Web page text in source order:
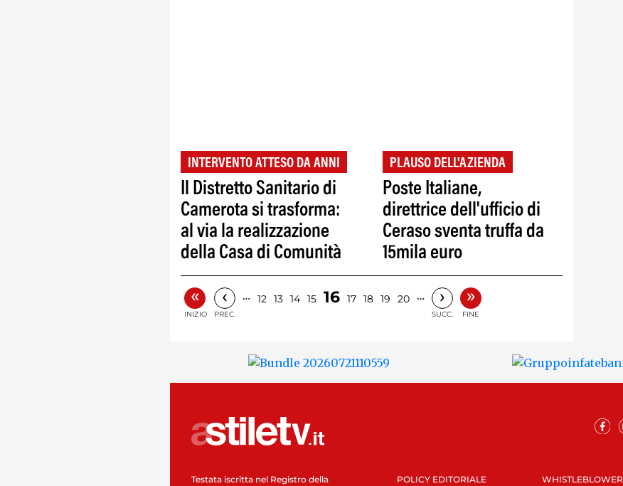
INTERVENTO ATTESO DA ANNI
Il Distretto Sanitario di
Camerota si trasforma:
al via la realizzazione
della Casa di Comunità
PLAUSO DELL'AZIENDA
Poste Italiane,
direttrice dell'ufficio di
Ceraso sventa truffa da
15mila euro
«
INIZIO
‹
PREC.
… 12 13 14 15 16 17 18 19 20 … ›
SUCC.
»
FINE
Testata iscritta nel Registro della
POLICY EDITORIALE WHISTLEBLOWER